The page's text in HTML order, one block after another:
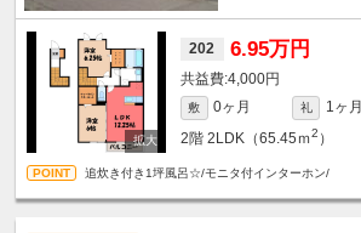
202 6.95万円
4,000円
敷 0ヶ月 礼
1ヶ月
2階 2LDK（65.45ｍ2 ）
追炊き付き1坪風呂☆/モニタ付インターホン/